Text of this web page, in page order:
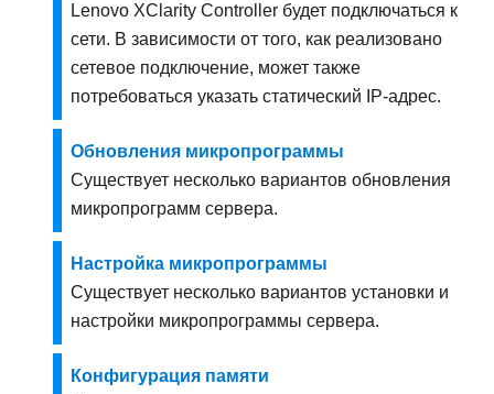
Lenovo XClarity Controller будет подключаться к
сети. В зависимости от того, как реализовано
сетевое подключение, может также
потребоваться указать статический IP-адрес.
Обновления микропрограммы
Существует несколько вариантов обновления
микропрограмм сервера.
Настройка микропрограммы
Существует несколько вариантов установки и
настройки микропрограммы сервера.
Конфигурация памяти